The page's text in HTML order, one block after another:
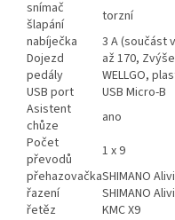
snímač
šlapání
torzní
nabíječka
3 A (součást
Dojezd
až 170,
pedály
WELLGO,
USB port
USB Micro-B
Asistent
chůze
ano
Počet
převodů
1 x 9
přehazovačkaSHIMANO
řazení
SHIMANO
řetěz
KMC X9